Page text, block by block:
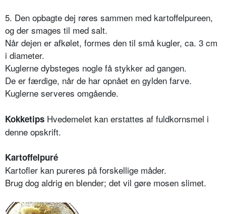
5. Den opbagte dej røres sammen med kartoffelpureen,
og der smages til med salt.
Når dejen er afkølet, formes den til små kugler, ca. 3 cm
i diameter.
Kuglerne dybsteges nogle få stykker ad gangen.
De er færdige, når de har opnået en gylden farve.
Kuglerne serveres omgående.
Kokketips Hvedemelet kan erstattes af fuldkornsmel i
denne opskrift.
Kartoffelpuré
Kartofler kan pureres på forskellige måder.
Brug dog aldrig en blender; det vil gøre mosen slimet.